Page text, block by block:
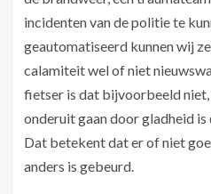
incidenten van de politie te
geautomatiseerd kunnen wij
calamiteit wel of niet
fietser is dat bijvoorbeeld
onderuit gaan door gladheid
Dat betekent dat er of niet
anders is gebeurd.